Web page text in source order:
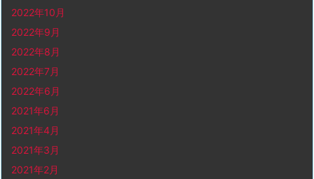
2022年10月
2022年9月
2022年8月
2022年7月
2022年6月
2021年6月
2021年4月
2021年3月
2021年2月